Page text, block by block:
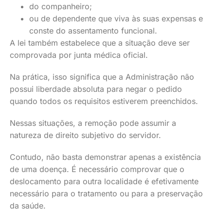
do companheiro;
ou de dependente que viva às suas expensas e
conste do assentamento funcional.
A lei também estabelece que a situação deve ser
comprovada por junta médica oficial.
Na prática, isso significa que a Administração não
possui liberdade absoluta para negar o pedido
quando todos os requisitos estiverem preenchidos.
Nessas situações, a remoção pode assumir a
natureza de direito subjetivo do servidor.
Contudo, não basta demonstrar apenas a existência
de uma doença. É necessário comprovar que o
deslocamento para outra localidade é efetivamente
necessário para o tratamento ou para a preservação
da saúde.